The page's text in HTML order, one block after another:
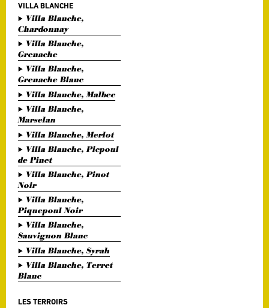
VILLA BLANCHE
Villa Blanche,
Chardonnay
Villa Blanche,
Grenache
Villa Blanche,
Grenache Blanc
Villa Blanche, Malbec
Villa Blanche,
Marselan
Villa Blanche, Merlot
Villa Blanche, Picpoul
de Pinet
Villa Blanche, Pinot
Noir
Villa Blanche,
Piquepoul Noir
Villa Blanche,
Sauvignon Blanc
Villa Blanche, Syrah
Villa Blanche, Terret
Blanc
LES TERROIRS